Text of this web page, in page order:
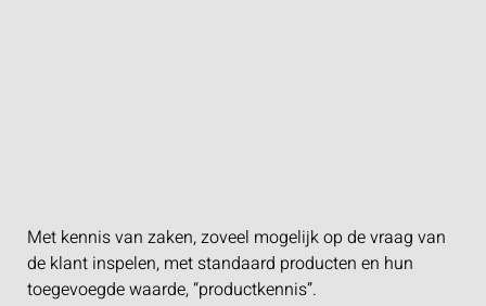
Met kennis van zaken, zoveel mogelijk op de vraag van
de klant inspelen, met standaard producten en hun
toegevoegde waarde, “productkennis”.